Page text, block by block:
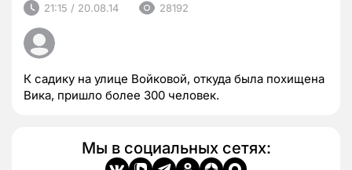
21:15 / 20.08.14 28192
К садику на улице Войковой, откуда была похищена
Вика, пришло более 300 человек.
Мы в социальных сетях: